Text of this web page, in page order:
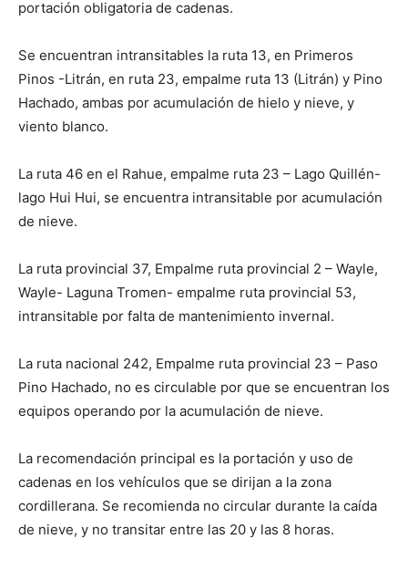
portación obligatoria de cadenas.
Se encuentran intransitables la ruta 13, en Primeros
Pinos -Litrán, en ruta 23, empalme ruta 13 (Litrán) y Pino
Hachado, ambas por acumulación de hielo y nieve, y
viento blanco.
La ruta 46 en el Rahue, empalme ruta 23 – Lago Quillén-
lago Hui Hui, se encuentra intransitable por acumulación
de nieve.
La ruta provincial 37, Empalme ruta provincial 2 – Wayle,
Wayle- Laguna Tromen- empalme ruta provincial 53,
intransitable por falta de mantenimiento invernal.
La ruta nacional 242, Empalme ruta provincial 23 – Paso
Pino Hachado, no es circulable por que se encuentran los
equipos operando por la acumulación de nieve.
La recomendación principal es la portación y uso de
cadenas en los vehículos que se dirijan a la zona
cordillerana. Se recomienda no circular durante la caída
de nieve, y no transitar entre las 20 y las 8 horas.